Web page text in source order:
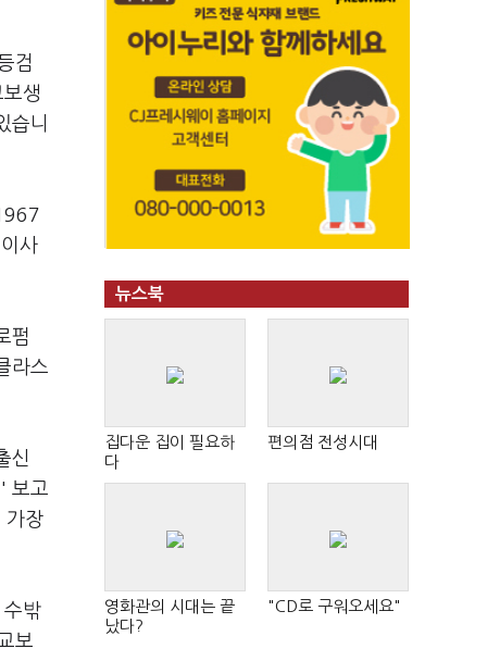
검
생
습니
사
펌
라스
신
보고
가장
수밖
보
뉴스북
집다운 집이 필요하
다
편의점 전성시대
영화관의 시대는 끝
났다?
"CD로 구워오세요"